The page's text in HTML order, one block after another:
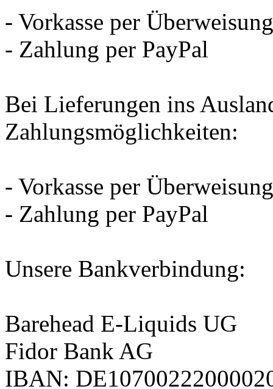
- Vorkasse per Überweisung
- Zahlung per PayPal
Bei Lieferungen ins
Zahlungsmöglichkeiten:
- Vorkasse per Überweisung
- Zahlung per PayPal
Unsere Bankverbindung:
Barehead E-Liquids UG
Fidor Bank AG
IBAN: